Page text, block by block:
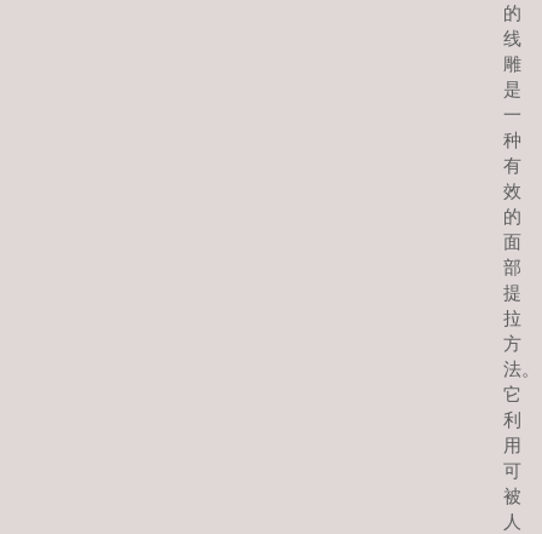
的
线
雕
是
一
种
有
效
的
面
部
提
拉
方
法。
它
利
用
可
被
人